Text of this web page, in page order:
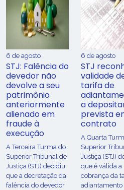
6 de agosto
STJ: Falência do
devedor não
devolve a seu
patrimônio
anteriormente
alienado em
fraude à
execução
A Terceira Turma do
Superior Tribunal de
Justiça (STJ) decidiu
que a decretação da
falência do devedor
6 de agosto
STJ
validade
tarifa de
a
prevista
contrato
A Quarta
Superior
Justiça (STJ)
que é válida a
cobrança da
adiantamento